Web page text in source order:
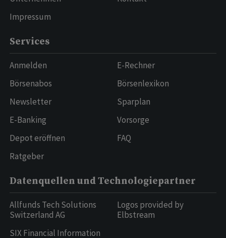
Impressum
Services
Anmelden
Börsenabos
Newsletter
E-Banking
Depot eröffnen
Ratgeber
E-Rechner
Börsenlexikon
Sparplan
Vorsorge
FAQ
Datenquellen und Technologiepartner
Allfunds Tech Solutions
Switzerland AG
SIX Financial Information
Logos provided by
Elbstream